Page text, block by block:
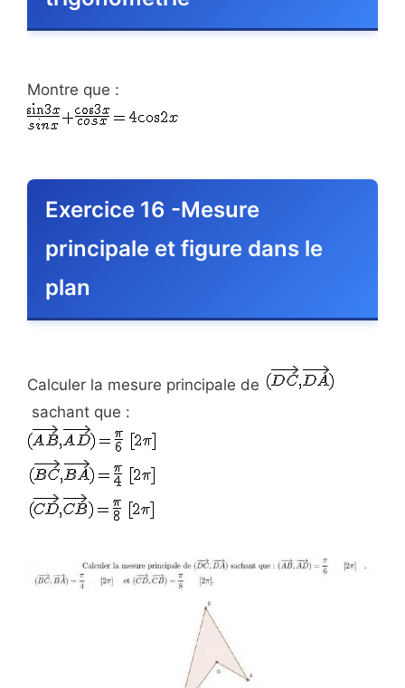
Montre que :
Exercice 16 -Mesure
principale et figure dans le
plan
Calculer la mesure principale de
sachant que :